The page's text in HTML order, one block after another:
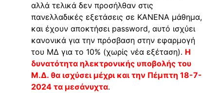
αλλά τελικά δεν προσήλθαν στις
πανελλαδικές εξετάσεις σε ΚΑΝΕΝΑ μάθημα,
και έχουν αποκτήσει password, αυτό ισχύει
κανονικά για την πρόσβαση στην εφαρμογή
του ΜΔ για το 10% (χωρίς νέα εξέταση). Η
δυνατότητα ηλεκτρονικής υποβολής του
Μ.Δ. θα ισχύσει μέχρι και την Πέμπτη 18-7-
2024 τα μεσάνυχτα.